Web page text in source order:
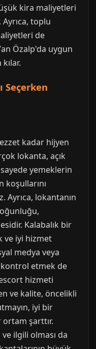
kira maliyetleri
Ayrıca, toplu
de
Özalp'da uygun
Seçerken
kadar hijyen
lokanta, açık
yemeklerin
koşullarını
lokantanın
Kalabalık bir
ve iyi hizmet
medya veya
etmek de
hizmeti
ve kalite, öncelikli
iyi bir
şarttır.
ilgili olması da